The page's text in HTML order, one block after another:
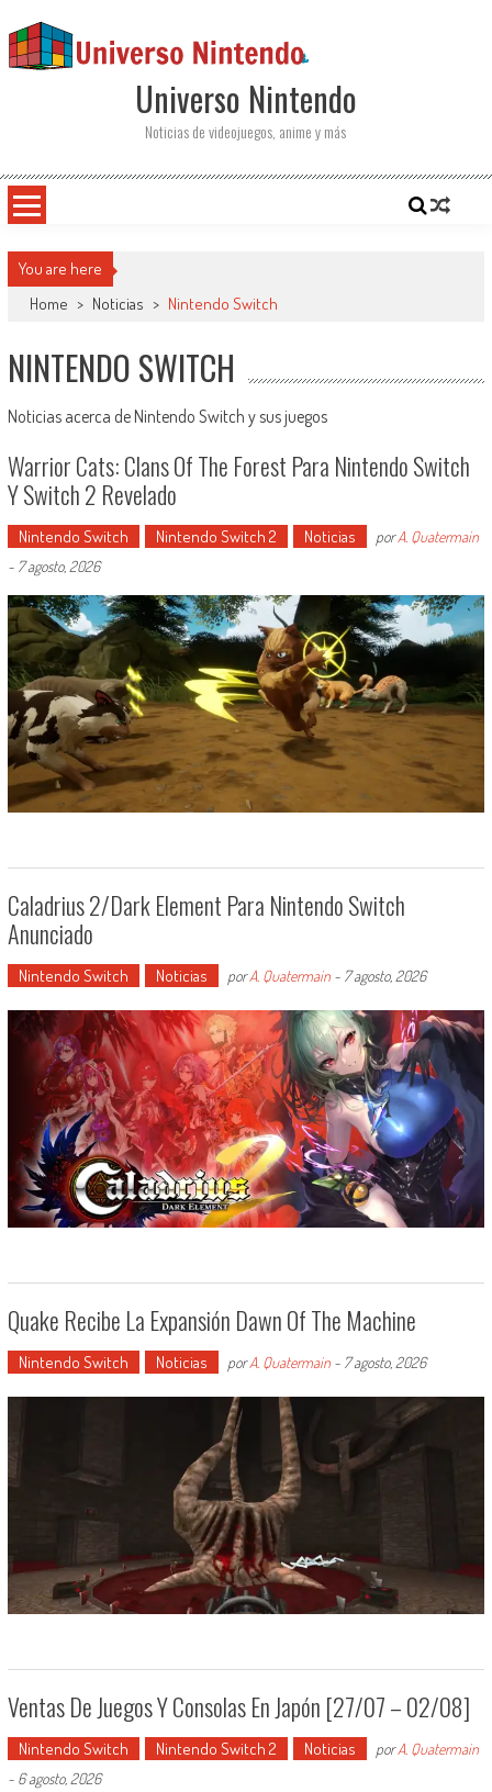
Universo Nintendo
Noticias de videojuegos, anime y más
You are here
Home > Noticias > Nintendo Switch
NINTENDO SWITCH
Noticias acerca de Nintendo Switch y sus juegos
Warrior Cats: Clans Of The Forest Para Nintendo Switch
Y Switch 2 Revelado
Nintendo Switch Nintendo Switch 2 Noticias porA. Quatermain
- 7 agosto, 2026
Caladrius 2/Dark Element Para Nintendo Switch
Anunciado
Nintendo Switch Noticias porA. Quatermain- 7 agosto, 2026
Quake Recibe La Expansión Dawn Of The Machine
Nintendo Switch Noticias porA. Quatermain- 7 agosto, 2026
Ventas De Juegos Y Consolas En Japón [27/07 – 02/08]
Nintendo Switch Nintendo Switch 2 Noticias porA. Quatermain
- 6 agosto, 2026